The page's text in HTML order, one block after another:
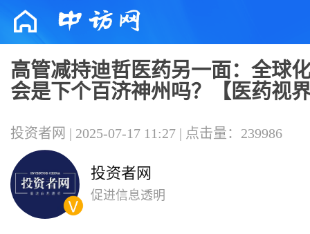
高管减持迪哲医药另一面：全球
会是下个百济神州吗？【医药视
投资者网 | 2025-07-17 11:27 | 点击量：239986
投资者网
促进信息透明